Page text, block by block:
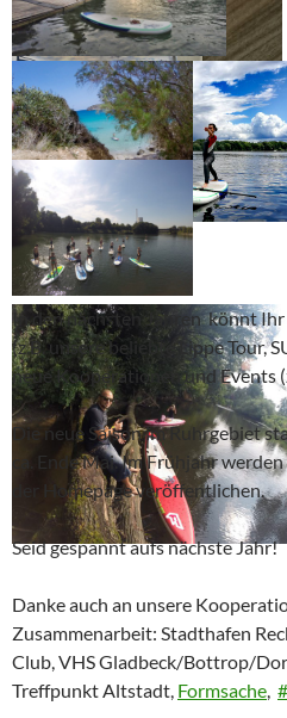
In den nächsten Jahren könnt
(z.B. unsere beliebte Lippe Tour,
neue Kooperationen und Events
Die neue Saison im Ruhrgebiet
ca. Ende Mai. Im Frühjahr
der Homepage veröffentlichen.
Seid gespannt aufs nächste Jahr!
Danke auch an unsere
Zusammenarbeit: Stadthafen
Club, VHS Gladbeck/Bottrop/
Treffpunkt Altstadt, Formsache, #